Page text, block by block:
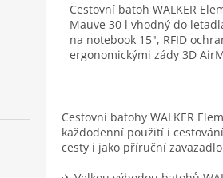
Cestovní batoh WALKER
Mauve 30 l vhodný do
na notebook 15", RFID
ergonomickými zády 3D
Cestovní batohy WALKER
každodenní použití i
cesty i jako příruční